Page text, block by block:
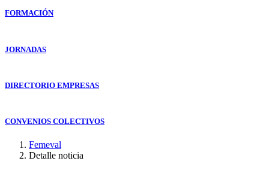
FORMACIÓN
JORNADAS
DIRECTORIO EMPRESAS
CONVENIOS COLECTIVOS
Femeval
Detalle noticia